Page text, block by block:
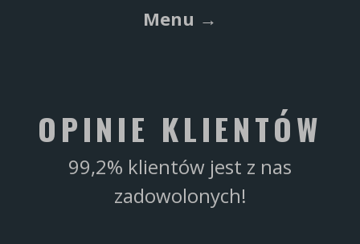
Menu →
OPINIE KLIENTÓW
99,2% klientów jest z nas
zadowolonych!